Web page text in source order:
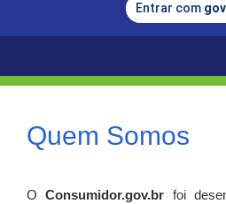
Entrar com
Quem Somos
OConsumidor.gov.br
foi